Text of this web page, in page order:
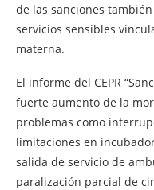
de las sanciones
servicios sensibles
materna.
El informe del CEPR
fuerte aumento de la
problemas como
limitaciones en
salida de servicio de
paralización parcial de